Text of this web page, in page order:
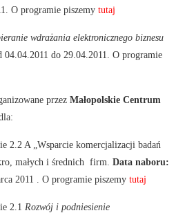
O programie piszemytutaj
wdrażania elektronicznego biznesu
04.04.2011 do 29.04.2011. O programie
przezMałopolskie Centrum
2.2 A „Wsparcie komercjalizacji badań
małych i średnich firm.Data naboru:
2011
. O programie piszemytutaj
2.1 Rozwój i podniesienie